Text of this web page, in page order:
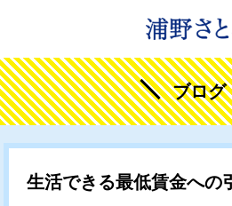
ブログ
生活できる最低賃金への